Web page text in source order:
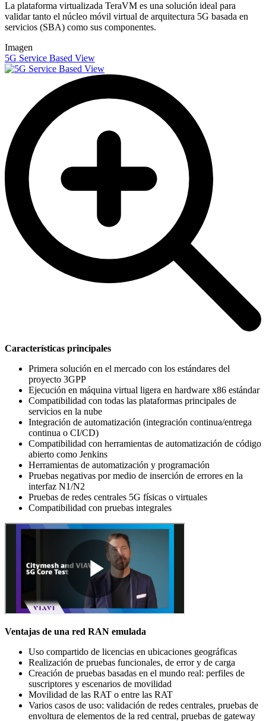
La plataforma virtualizada TeraVM es una solución ideal para
validar tanto el núcleo móvil virtual de arquitectura 5G basada en
servicios (SBA) como sus componentes.
Imagen
5G Service Based View
Características principales
Primera solución en el mercado con los estándares del
proyecto 3GPP
Ejecución en máquina virtual ligera en hardware x86 estándar
Compatibilidad con todas las plataformas principales de
servicios en la nube
Integración de automatización (integración continua/entrega
continua o CI/CD)
Compatibilidad con herramientas de automatización de código
abierto como Jenkins
Herramientas de automatización y programación
Pruebas negativas por medio de inserción de errores en la
interfaz N1/N2
Pruebas de redes centrales 5G físicas o virtuales
Compatibilidad con pruebas integrales
Ventajas de una red RAN emulada
Uso compartido de licencias en ubicaciones geográficas
Realización de pruebas funcionales, de error y de carga
Creación de pruebas basadas en el mundo real: perfiles de
suscriptores y escenarios de movilidad
Movilidad de las RAT o entre las RAT
Varios casos de uso: validación de redes centrales, pruebas de
envoltura de elementos de la red central, pruebas de gateway